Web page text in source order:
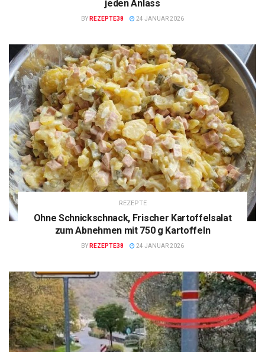
jeden Anlass
BY REZEPTE38 24 JANUAR 2026
REZEPTE
Ohne Schnickschnack, Frischer Kartoffelsalat
zum Abnehmen mit 750 g Kartoffeln
BY REZEPTE38 24 JANUAR 2026